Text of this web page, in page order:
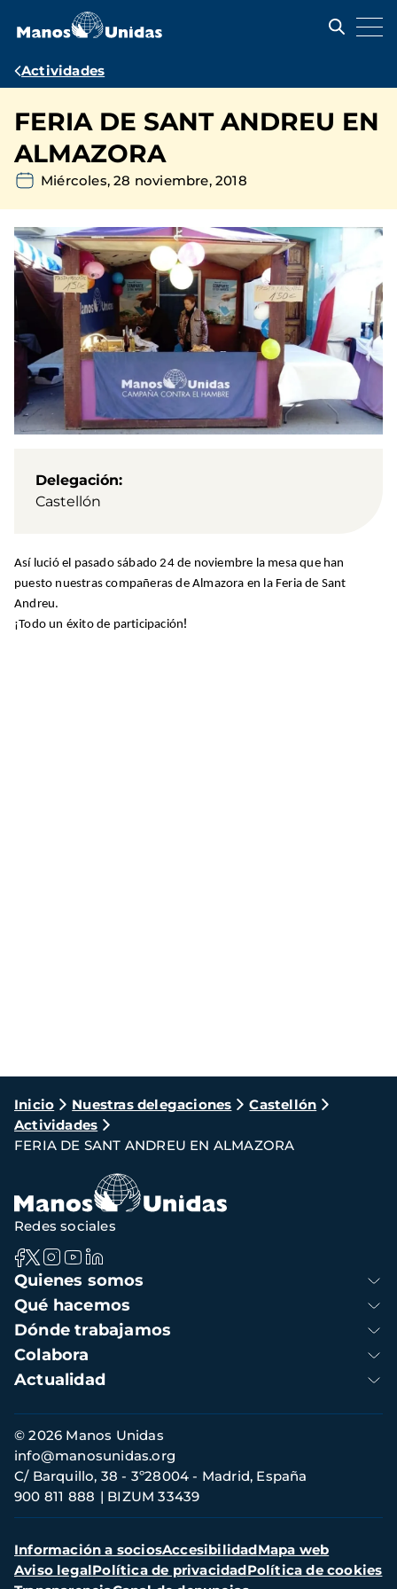
contenido
Ruta
navegación
Actividades
FERIA DE SANT ANDREU EN
ALMAZORA
Miércoles, 28 noviembre, 2018
Delegación
Castellón
Así lució el pasado sábado 24 de noviembre la mesa que han
puesto nuestras compañeras de Almazora en la Feria de Sant
Andreu.
¡Todo un éxito de participación!
Ruta
de
navegación
Inicio Nuestras delegaciones
Castellón
Actividades
FERIA DE SANT ANDREU EN ALMAZORA
Navegación
principal
Quienes somos
Qué hacemos
Dónde trabajamos
Colabora
Actualidad
Redes sociales
Información
de
contacto
© 2026 Manos Unidas
C/ Barquillo, 38 - 3º28004 - Madrid, España
900 811 888
BIZUM 33439
info@manosunidas.org
Menú
secundario
Información a sociosAccesibilidadMapa web
Aviso legalPolítica de privacidadPolítica de cookies